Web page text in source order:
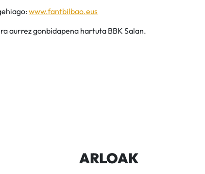
www.fantbilbao.eus
aurrez gonbidapena hartuta BBK Salan.
ARLOAK